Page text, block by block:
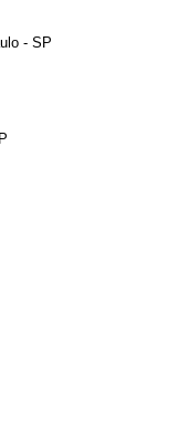
- SP